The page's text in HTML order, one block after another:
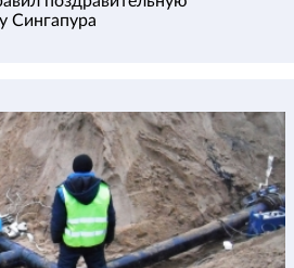
Сингапура